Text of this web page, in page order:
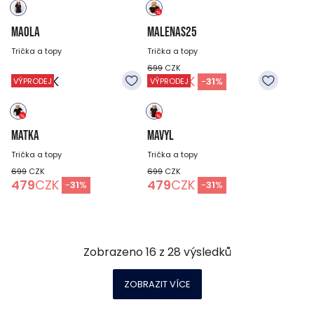
MAOLA
Trička a topy
599CZK
MALENAS25
Trička a topy
699CZK
479CZK -31%
VÝPRODEJ
MATKA
Trička a topy
699 CZK
479CZK -31%
VÝPRODEJ
MAVYL
Trička a topy
699CZK
479CZK -31%
Zobrazeno16 z 28 výsledků
ZOBRAZIT VÍCE